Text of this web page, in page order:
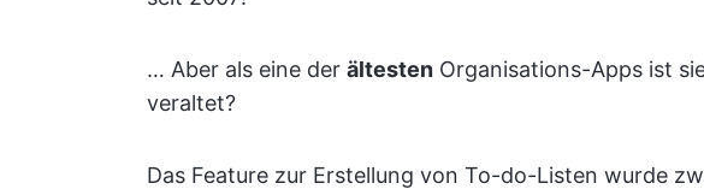
… Aber als eine der ältesten Organisations-Apps ist
veraltet?
Das Feature zur Erstellung von To-do-Listen wurde